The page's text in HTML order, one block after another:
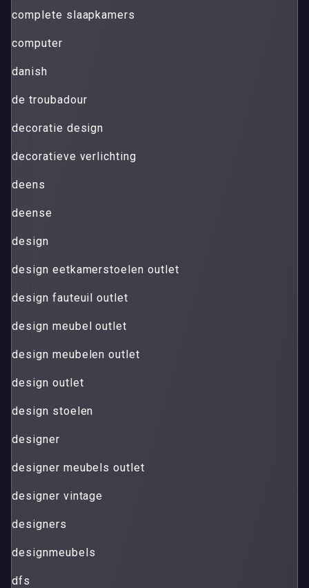
complete slaapkamers
computer
danish
de troubadour
decoratie design
decoratieve verlichting
deens
deense
design
design eetkamerstoelen outlet
design fauteuil outlet
design meubel outlet
design meubelen outlet
design outlet
design stoelen
designer
designer meubels outlet
designer vintage
designers
designmeubels
dfs